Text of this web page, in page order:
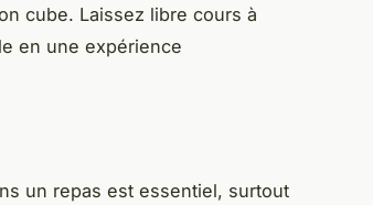
cube. Laissez libre cours à
en une expérience
un repas est essentiel, surtout